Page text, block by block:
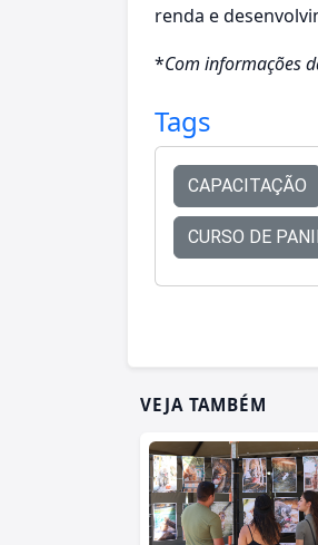
renda e
*Com informações
Tags
CAPACITAÇÃO
CURSO DE
VEJA TAMBÉM